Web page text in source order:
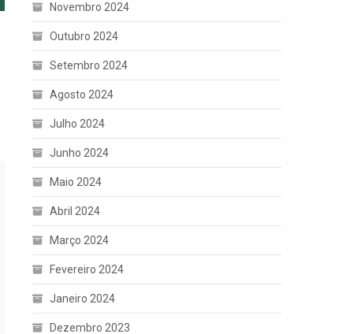
Novembro 2024
Outubro 2024
Setembro 2024
Agosto 2024
Julho 2024
Junho 2024
Maio 2024
Abril 2024
Março 2024
Fevereiro 2024
Janeiro 2024
Dezembro 2023